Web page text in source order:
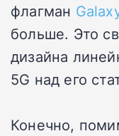
флагман
больше. Это
дизайна
5G над его
Конечно,